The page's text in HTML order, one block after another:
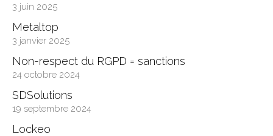
3 juin 2025
Metaltop
3 janvier 2025
Non-respect du RGPD = sanctions
24 octobre 2024
SDSolutions
19 septembre 2024
Lockeo